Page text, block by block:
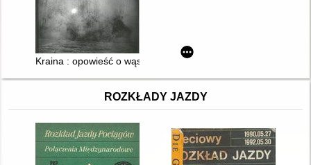
Kraina : opowieść o wąskim torze
ROZKŁADY JAZDY